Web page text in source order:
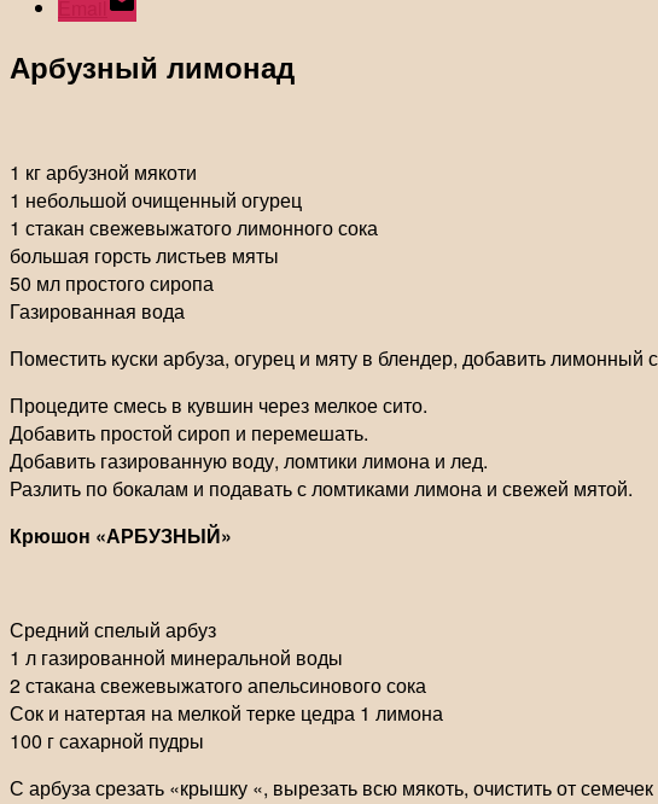
Арбузный лимонад
1 кг арбузной мякоти
1 небольшой очищенный огурец
1 стакан свежевыжатого лимонного сока
большая горсть листьев мяты
50 мл простого сиропа
Газированная вода
Поместить куски арбуза, огурец и мяту в блендер, добавить лимонный
Процедите смесь в кувшин через мелкое сито.
Добавить простой сироп и перемешать.
Добавить газированную воду, ломтики лимона и лед.
Разлить по бокалам и подавать с ломтиками лимона и свежей мятой.
Крюшон «АРБУЗНЫЙ»
Средний спелый арбуз
1 л газированной минеральной воды
2 стакана свежевыжатого апельсинового сока
Сок и натертая на мелкой терке цедра 1 лимона
100 г сахарной пудры
С арбуза срезать «крышку «, вырезать всю мякоть, очистить от